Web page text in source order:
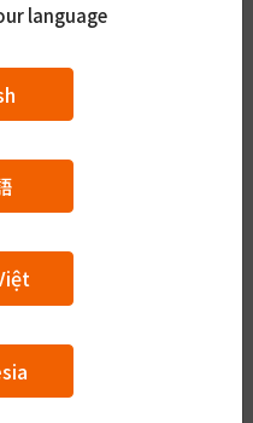
話・単語・文法・読解
を受講してください。
個、文法111個、読解
カタカナ」の学習を
講にはJLPTのN5レベ
進みます。途中で内
。
language